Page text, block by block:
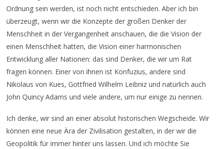
Ordnung sein werden, ist noch nicht entschieden. Aber ich bin
überzeugt, wenn wir die Konzepte der großen Denker der
Menschheit in der Vergangenheit anschauen, die die Vision der
einen Menschheit hatten, die Vision einer harmonischen
Entwicklung aller Nationen: das sind Denker, die wir um Rat
fragen können. Einer von ihnen ist Konfuzius, andere sind
Nikolaus von Kues, Gottfried Wilhelm Leibniz und natürlich auch
John Quincy Adams und viele andere, um nur einige zu nennen.
Ich denke, wir sind an einer absolut historischen Wegscheide. Wir
können eine neue Ära der Zivilisation gestalten, in der wir die
Geopolitik für immer hinter uns lassen. Und ich möchte Sie